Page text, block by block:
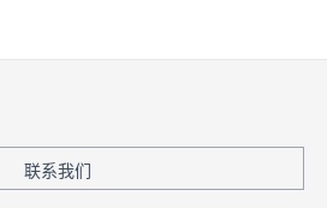
联系我们